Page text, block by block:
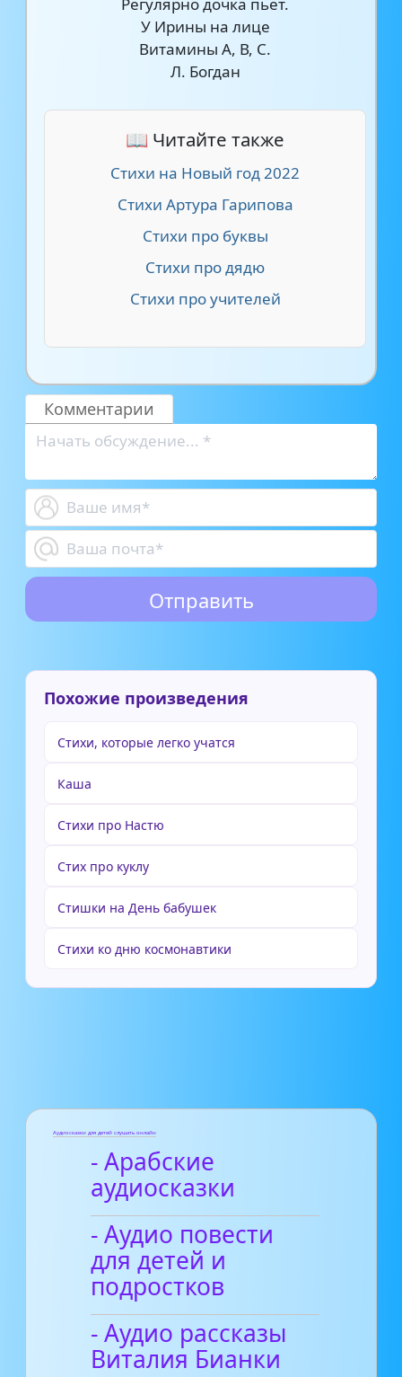
У Ирины на лице
Витамины А, В, С.
Л. Богдан
📖 Читайте также
Стихи на Новый год 2022
Стихи Артура Гарипова
Стихи про буквы
Стихи про дядю
Стихи про учителей
Комментарии
Похожие произведения
Стихи, которые легко учатся
Каша
Стихи про Настю
Стих про куклу
Стишки на День бабушек
Стихи ко дню космонавтики
Аудиосказки для детей слушать онлайн
- Арабские
аудиосказки
- Аудио повести
для детей и
подростков
- Аудио рассказы
Виталия Бианки